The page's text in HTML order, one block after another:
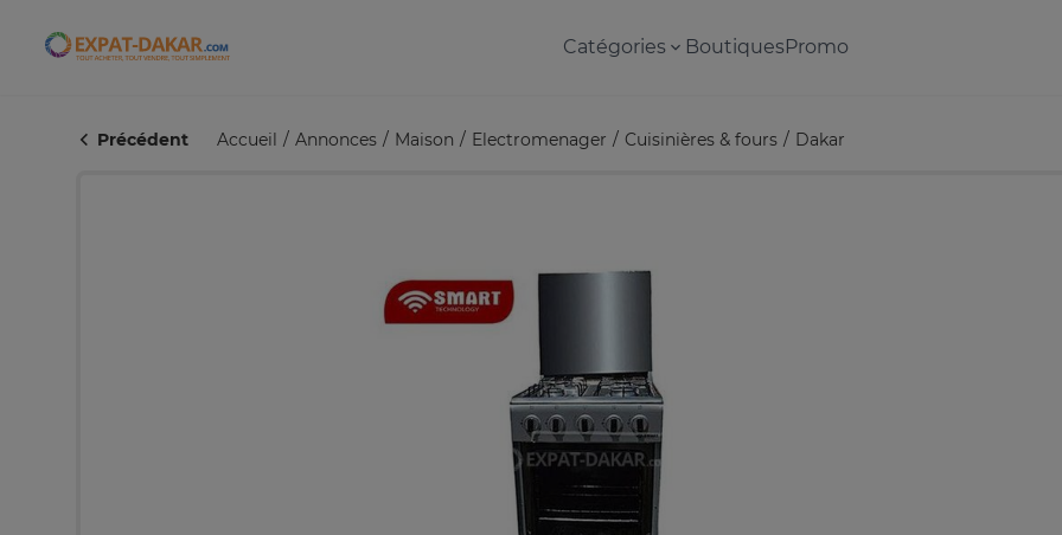
Expat-Dakar Catégories BoutiquesPromo
Précédent Accueil Annonces Maison Electromenager Cuisinières & fours Dakar